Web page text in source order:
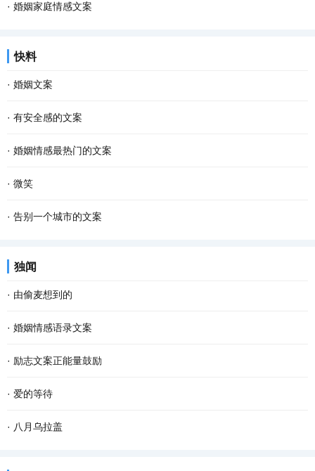
· 婚姻家庭情感文案
快料
· 婚姻文案
· 有安全感的文案
· 婚姻情感最热门的文案
· 微笑
· 告别一个城市的文案
独闻
· 由偷麦想到的
· 婚姻情感语录文案
· 励志文案正能量鼓励
· 爱的等待
· 八月乌拉盖